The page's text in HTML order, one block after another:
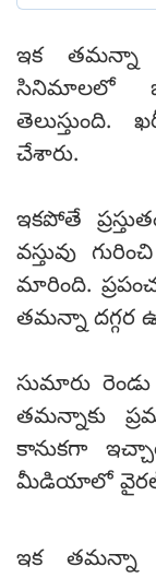
ఇక తమన్నా
సినిమాలలో
తెలుస్తుంది.
చేశారు.
ఇకపోతే
వస్తువు
మారింది.
తమన్నా దగ్గర
సుమారు
తమన్నాకు
కానుకగా
మీడియాలో వైరల్
ఇక తమన్నా